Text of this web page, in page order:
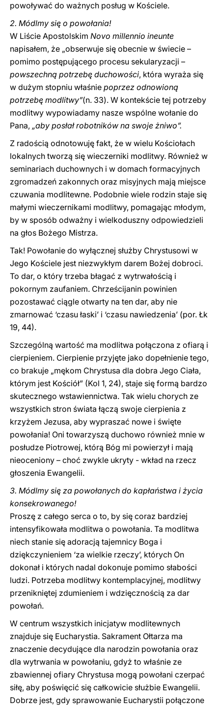
powoływać do ważnych posług w Kościele.
2. Módlmy się o powołania!
W Liście Apostolskim Novo millennio ineunte
napisałem, że „obserwuje się obecnie w świecie –
pomimo postępującego procesu sekularyzacji –
powszechną potrzebę duchowości, która wyraża się
w dużym stopniu właśnie poprzez odnowioną
potrzebę modlitwy”(n. 33). W kontekście tej potrzeby
modlitwy wypowiadamy nasze wspólne wołanie do
Pana, „aby posłał robotników na swoje żniwo”.
Z radością odnotowuję fakt, że w wielu Kościołach
lokalnych tworzą się wieczerniki modlitwy. Również w
seminariach duchownych i w domach formacyjnych
zgromadzeń zakonnych oraz misyjnych mają miejsce
czuwania modlitewne. Podobnie wiele rodzin staje się
małymi wieczernikami modlitwy, pomagając młodym,
by w sposób odważny i wielkoduszny odpowiedzieli
na głos Bożego Mistrza.
Tak! Powołanie do wyłącznej służby Chrystusowi w
Jego Kościele jest niezwykłym darem Bożej dobroci.
To dar, o który trzeba błagać z wytrwałością i
pokornym zaufaniem. Chrześcijanin powinien
pozostawać ciągle otwarty na ten dar, aby nie
zmarnować ‘czasu łaski’ i ‘czasu nawiedzenia’ (por. Łk
19, 44).
Szczególną wartość ma modlitwa połączona z ofiarą i
cierpieniem. Cierpienie przyjęte jako dopełnienie tego,
co brakuje „mękom Chrystusa dla dobra Jego Ciała,
którym jest Kościół” (Kol 1, 24), staje się formą bardzo
skutecznego wstawiennictwa. Tak wielu chorych ze
wszystkich stron świata łączą swoje cierpienia z
krzyżem Jezusa, aby wypraszać nowe i święte
powołania! Oni towarzyszą duchowo również mnie w
posłudze Piotrowej, którą Bóg mi powierzył i mają
nieoceniony – choć zwykle ukryty - wkład na rzecz
głoszenia Ewangelii.
3. Módlmy się za powołanych do kapłaństwa i życia
konsekrowanego!
Proszę z całego serca o to, by się coraz bardziej
intensyfikowała modlitwa o powołania. Ta modlitwa
niech stanie się adoracją tajemnicy Boga i
dziękczynieniem ‘za wielkie rzeczy’, których On
dokonał i których nadal dokonuje pomimo słabości
ludzi. Potrzeba modlitwy kontemplacyjnej, modlitwy
przenikniętej zdumieniem i wdzięcznością za dar
powołań.
W centrum wszystkich inicjatyw modlitewnych
znajduje się Eucharystia. Sakrament Ołtarza ma
znaczenie decydujące dla narodzin powołania oraz
dla wytrwania w powołaniu, gdyż to właśnie ze
zbawiennej ofiary Chrystusa mogą powołani czerpać
siłę, aby poświęcić się całkowicie służbie Ewangelii.
Dobrze jest, gdy sprawowanie Eucharystii połączone